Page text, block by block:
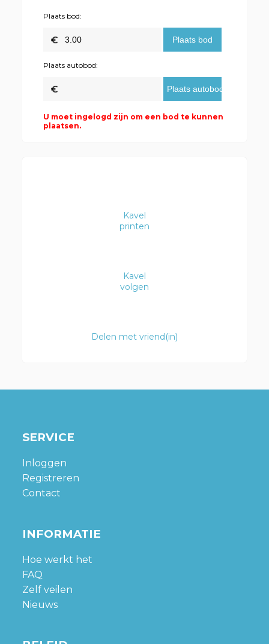
Plaats bod:
Plaats autobod:
U moet ingelogd zijn om een bod te kunnen
plaatsen.
Kavel
printen
Kavel
volgen
Delen met vriend(in)
SERVICE
Inloggen
Registreren
Contact
INFORMATIE
Hoe werkt het
FAQ
Zelf veilen
Nieuws